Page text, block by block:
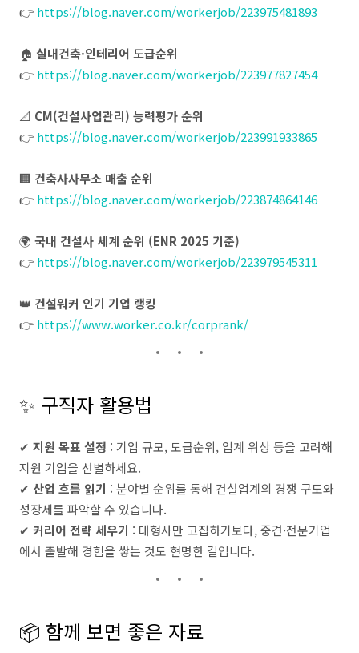
👉 https://blog.naver.com/workerjob/223975481893
🏠 실내건축·인테리어 도급순위
👉 https://blog.naver.com/workerjob/223977827454
📐 CM(건설사업관리) 능력평가 순위
👉 https://blog.naver.com/workerjob/223991933865
🏢 건축사사무소 매출 순위
👉 https://blog.naver.com/workerjob/223874864146
🌍 국내 건설사 세계 순위 (ENR 2025 기준)
👉 https://blog.naver.com/workerjob/223979545311
👑 건설워커 인기 기업 랭킹
👉 https://www.worker.co.kr/corprank/
✨ 구직자 활용법
✔ 지원 목표 설정 : 기업 규모, 도급순위, 업계 위상 등을 고려해
지원 기업을 선별하세요.
✔ 산업 흐름 읽기 : 분야별 순위를 통해 건설업계의 경쟁 구도와
성장세를 파악할 수 있습니다.
✔ 커리어 전략 세우기 : 대형사만 고집하기보다, 중견·전문기업
에서 출발해 경험을 쌓는 것도 현명한 길입니다.
📦 함께 보면 좋은 자료